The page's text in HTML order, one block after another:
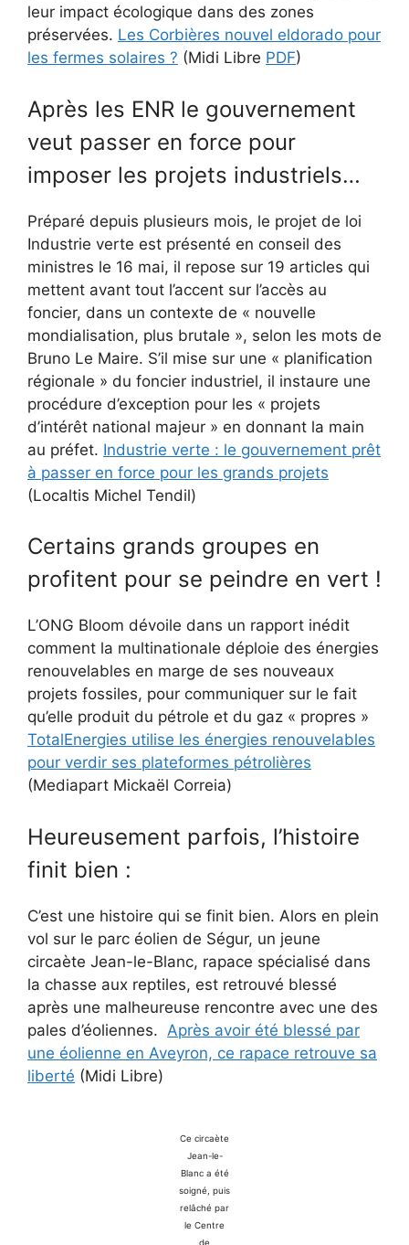
leur impact écologique dans des zones
préservées. Les Corbières nouvel eldorado pour
les fermes solaires ? (Midi Libre PDF)
Après les ENR le gouvernement
veut passer en force pour
imposer les projets industriels…
Préparé depuis plusieurs mois, le projet de loi
Industrie verte est présenté en conseil des
ministres le 16 mai, il repose sur 19 articles qui
mettent avant tout l’accent sur l’accès au
foncier, dans un contexte de « nouvelle
mondialisation, plus brutale », selon les mots de
Bruno Le Maire. S’il mise sur une « planification
régionale » du foncier industriel, il instaure une
procédure d’exception pour les « projets
d’intérêt national majeur » en donnant la main
au préfet. Industrie verte : le gouvernement prêt
à passer en force pour les grands projets
(Localtis Michel Tendil)
Certains grands groupes en
profitent pour se peindre en vert !
L’ONG Bloom dévoile dans un rapport inédit
comment la multinationale déploie des énergies
renouvelables en marge de ses nouveaux
projets fossiles, pour communiquer sur le fait
qu’elle produit du pétrole et du gaz « propres »
TotalEnergies utilise les énergies renouvelables
pour verdir ses plateformes pétrolières
(Mediapart Mickaël Correia)
Heureusement parfois, l’histoire
finit bien :
C’est une histoire qui se finit bien. Alors en plein
vol sur le parc éolien de Ségur, un jeune
circaète Jean-le-Blanc, rapace spécialisé dans
la chasse aux reptiles, est retrouvé blessé
après une malheureuse rencontre avec une des
pales d’éoliennes. Après avoir été blessé par
une éolienne en Aveyron, ce rapace retrouve sa
liberté (Midi Libre)
Ce circaète
Jean-le-
Blanc a été
soigné, puis
relâché par
le Centre
de